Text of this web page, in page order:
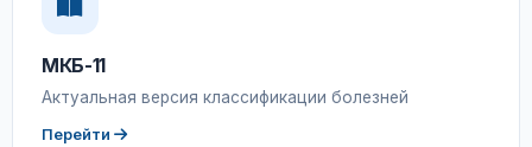
МКБ-11
Актуальная версия классификации болезней
Перейти